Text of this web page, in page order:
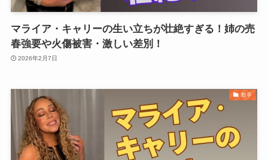
マライア・キャリーの生い立ちが壮絶すぎる！姉の売
春強要や火傷被害・激しい差別！
2026年2月7日
歌手